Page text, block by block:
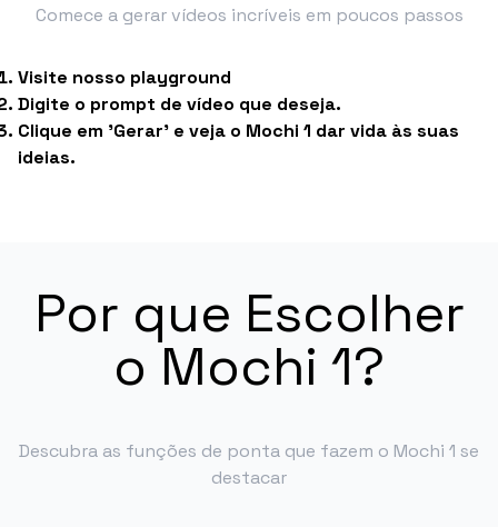
Comece a gerar vídeos incríveis em poucos passos
Visite nosso playground
Digite o prompt de vídeo que deseja.
Clique em 'Gerar' e veja o Mochi 1 dar vida às suas
ideias.
Por que Escolher
o Mochi 1?
Descubra as funções de ponta que fazem o Mochi 1 se
destacar